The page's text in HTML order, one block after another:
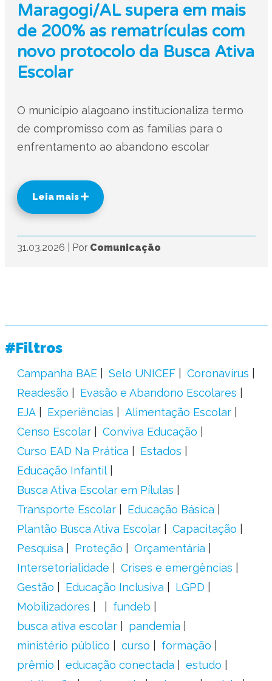
Maragogi/AL supera em mais
de 200% as rematrículas com
novo protocolo da Busca Ativa
Escolar
O município alagoano institucionaliza termo
de compromisso com as famílias para o
enfrentamento ao abandono escolar
Leia mais
31.03.2026 Por Comunicação
#Filtros
Campanha BAE Selo UNICEF
Coronavírus
Readesão
Evasão e Abandono Escolares
EJA
Experiências
Alimentação Escolar
Censo Escolar
Conviva Educação
Curso EAD Na Prática
Estados
Educação Infantil
Busca Ativa Escolar em Pílulas
Transporte Escolar
Educação Básica
Plantão Busca Ativa Escolar
Capacitação
Pesquisa
Proteção
Orçamentária
Intersetorialidade
Crises e emergências
Gestão
Educação Inclusiva
LGPD
Mobilizadores
fundeb
busca ativa escolar
pandemia
ministério público
curso
formação
prêmio
educação conectada
estudo